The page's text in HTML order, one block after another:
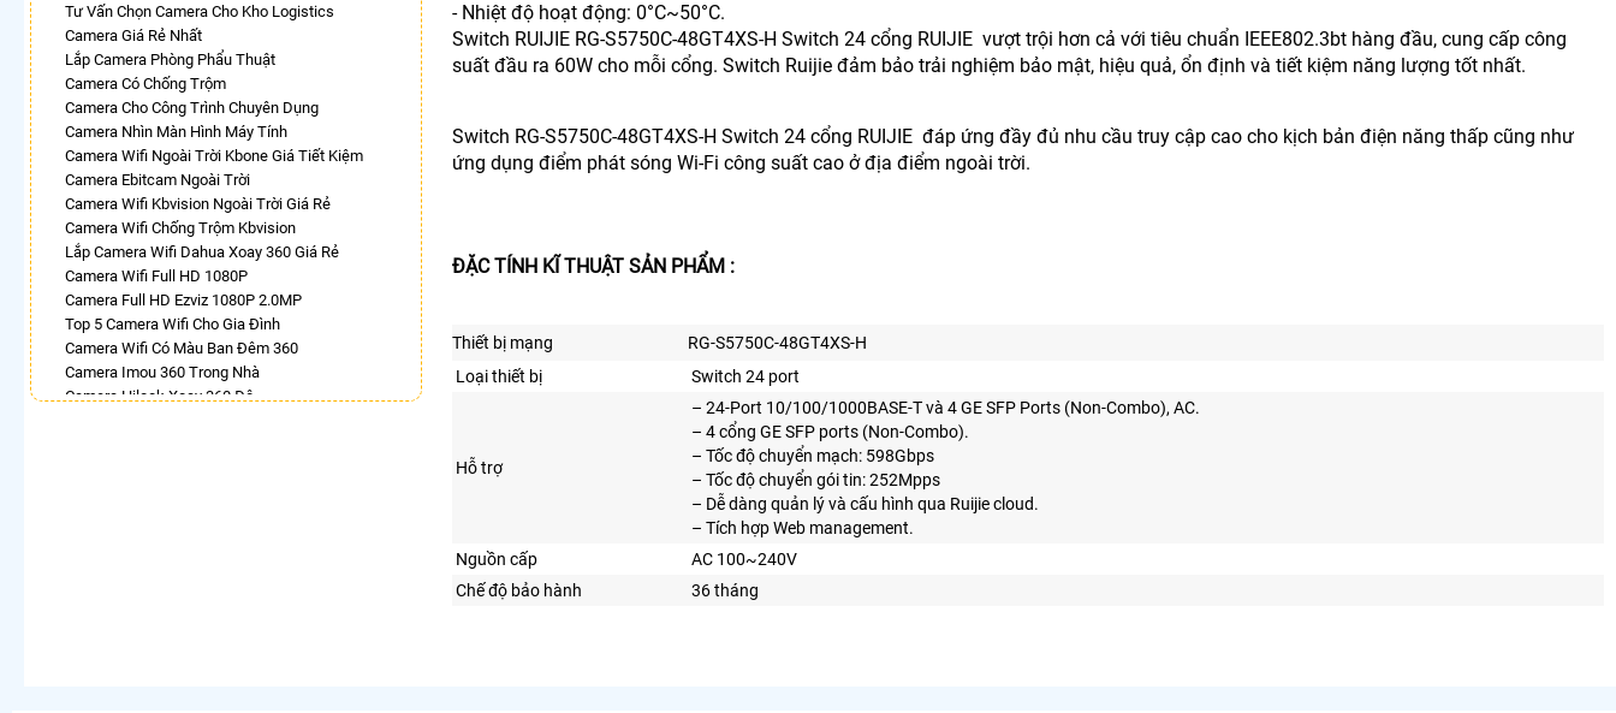
Tư Vấn Chọn Camera Cho Kho Logistics
Camera Giá Rẻ Nhất
Lắp Camera Phòng Phẩu Thuật
Camera Có Chống Trộm
Camera Cho Công Trình Chuyên Dụng
Camera Nhìn Màn Hình Máy Tính
Camera Wifi Ngoài Trời Kbone Giá Tiết Kiệm
Camera Ebitcam Ngoài Trời
Camera Wifi Kbvision Ngoài Trời Giá Rẻ
Camera Wifi Chống Trộm Kbvision
Lắp Camera Wifi Dahua Xoay 360 Giá Rẻ
Camera Wifi Full HD 1080P
Camera Full HD Ezviz 1080P 2.0MP
Top 5 Camera Wifi Cho Gia Đình
Camera Wifi Có Màu Ban Đêm 360
Camera Imou 360 Trong Nhà
Camera Hilook Xoay 360 Độ
- Nhiệt độ hoạt động: 0°C~50°C.
Switch RUIJIE RG-S5750C-48GT4XS-H Switch 24 cổng RUIJIE vượt trội hơn cả với tiêu chuẩn IEEE802.3bt hàng đầu, cung cấp công
suất đầu ra 60W cho mỗi cổng. Switch Ruijie đảm bảo trải nghiệm bảo mật, hiệu quả, ổn định và tiết kiệm năng lượng tốt nhất.
Switch RG-S5750C-48GT4XS-H Switch 24 cổng RUIJIE đáp ứng đầy đủ nhu cầu truy cập cao cho kịch bản điện năng thấp cũng như
ứng dụng điểm phát sóng Wi-Fi công suất cao ở địa điểm ngoài trời.
ĐẶC TÍNH KĨ THUẬT SẢN PHẨM :
Thiết bị mạng
RG-S5750C-48GT4XS-H
Loại thiết bị
Switch 24 port
Hỗ trợ
– 24-Port 10/100/1000BASE-T và 4 GE SFP Ports (Non-Combo), AC.
– 4 cổng GE SFP ports (Non-Combo).
– Tốc độ chuyển mạch: 598Gbps
– Tốc độ chuyển gói tin: 252Mpps
– Dễ dàng quản lý và cấu hình qua Ruijie cloud.
– Tích hợp Web management.
Nguồn cấp
AC 100~240V
Chế độ bảo hành
36 tháng